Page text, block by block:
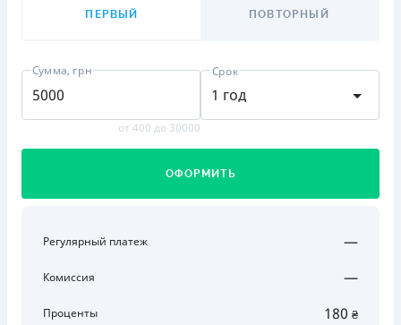
ПЕРВЫЙ ПОВТОРНЫЙ
Сумма, грн
от 400 до 30000
1 год
Срок
ОФОРМИТЬ
Регулярный платеж —
Комиссия —
Проценты 180 ₴